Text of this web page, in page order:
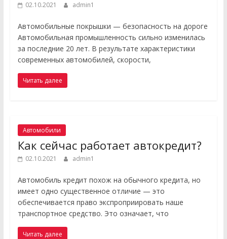
02.10.2021 admin1
Автомобильные покрышки — безопасность на дороге
Автомобильная промышленность сильно изменилась
за последние 20 лет. В результате характеристики
современных автомобилей, скорости,
Читать далее
Автомобили
Как сейчас работает автокредит?
02.10.2021 admin1
Автомобиль кредит похож на обычного кредита, но
имеет одно существенное отличие — это
обеспечивается право экспроприировать наше
транспортное средство. Это означает, что
Читать далее